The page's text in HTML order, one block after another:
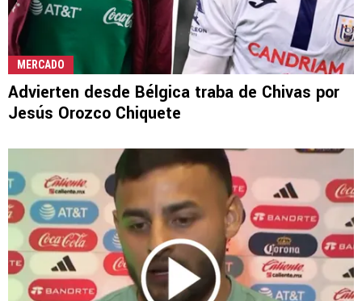
MERCADO
Advierten desde Bélgica traba de Chivas por
Jesús Orozco Chiquete